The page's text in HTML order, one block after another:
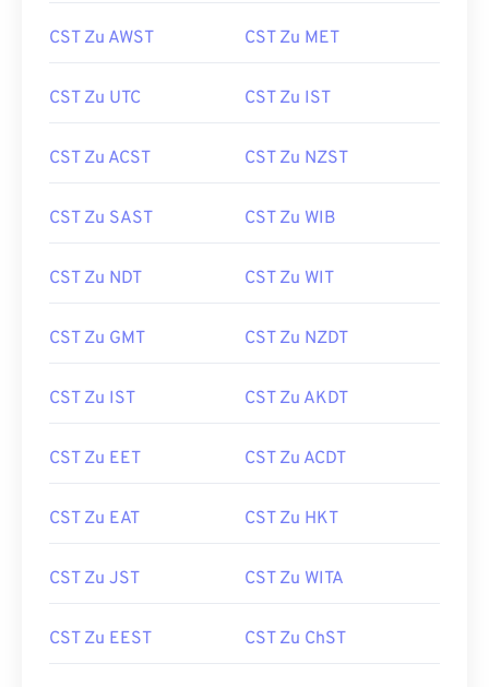
CST Zu AWST CST Zu MET
CST Zu UTC CST Zu IST
CST Zu ACST CST Zu NZST
CST Zu SAST CST Zu WIB
CST Zu NDT CST Zu WIT
CST Zu GMT CST Zu NZDT
CST Zu IST CST Zu AKDT
CST Zu EET CST Zu ACDT
CST Zu EAT CST Zu HKT
CST Zu JST CST Zu WITA
CST Zu EEST CST Zu ChST